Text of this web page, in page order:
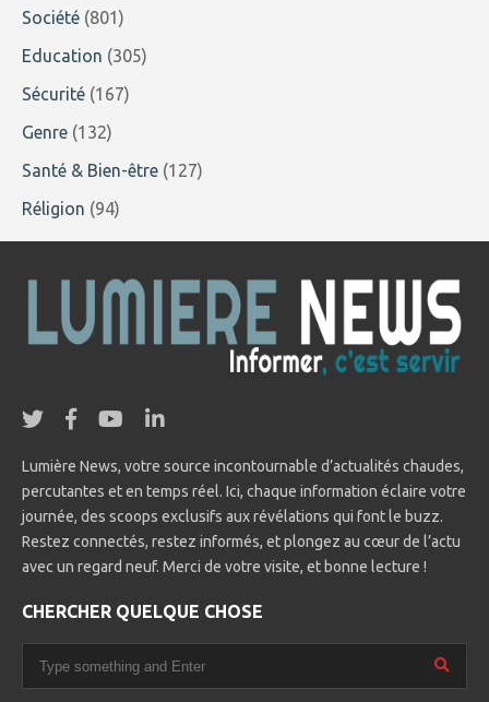
Société (801)
Education (305)
Sécurité (167)
Genre (132)
Santé & Bien-être (127)
Réligion (94)
Lumière News, votre source incontournable d’actualités chaudes,
percutantes et en temps réel. Ici, chaque information éclaire votre
journée, des scoops exclusifs aux révélations qui font le buzz.
Restez connectés, restez informés, et plongez au cœur de l’actu
avec un regard neuf. Merci de votre visite, et bonne lecture !
CHERCHER QUELQUE CHOSE